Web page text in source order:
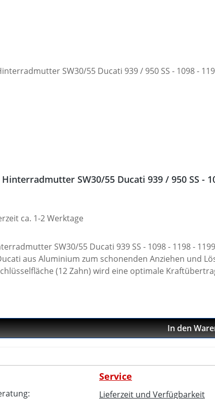
SW30/55 Ducati 939 / 950 SS -
ca. 1-2 Werktage
SW30/55 Ducati 939 SS - 1098 - 1198 -
aus Aluminium zum schonenden Anziehen
(12 Zahn) wird eine optimale
garantiert einen sehr sichereren Halt auf der Mutter (abrutschen
40-1550, jedoch zusätzlich mit
1/2 Zoll Vierkant. Die Oberfläche ist zum
eloxiert. Passend für z.B. für alle : · 1098 · 1198 · 1199 Panigale · 1299 Panigale · V2 Panigale · V4
Enduro) · Multistrada 1260 (alle) · Multistrada
In den
Service
Lieferzeit und Verfügbarkeit